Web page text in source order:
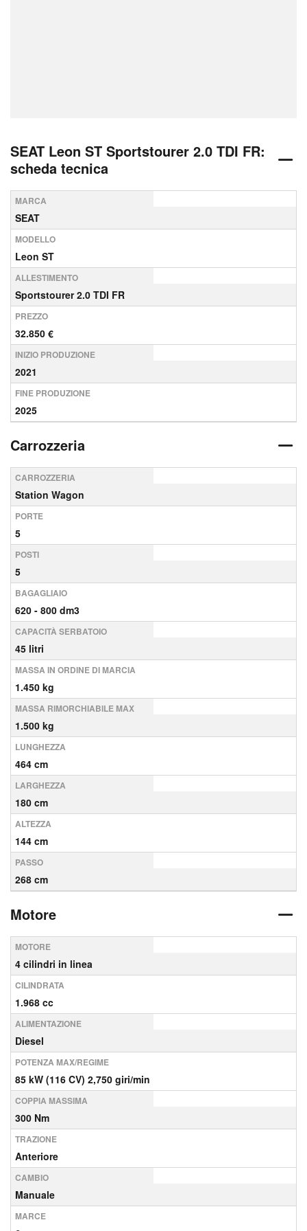
SEAT Leon ST Sportstourer 2.0 TDI FR:
scheda tecnica
MARCA
SEAT
MODELLO
Leon ST
ALLESTIMENTO
Sportstourer 2.0 TDI FR
PREZZO
32.850 €
INIZIO PRODUZIONE
2021
FINE PRODUZIONE
2025
Carrozzeria
CARROZZERIA
Station Wagon
PORTE
5
POSTI
5
BAGAGLIAIO
620 - 800 dm3
CAPACITÀ SERBATOIO
45 litri
MASSA IN ORDINE DI MARCIA
1.450 kg
MASSA RIMORCHIABILE MAX
1.500 kg
LUNGHEZZA
464 cm
LARGHEZZA
180 cm
ALTEZZA
144 cm
PASSO
268 cm
Motore
MOTORE
4 cilindri in linea
CILINDRATA
1.968 cc
ALIMENTAZIONE
Diesel
POTENZA MAX/REGIME
85 kW (116 CV) 2,750 giri/min
COPPIA MASSIMA
300 Nm
TRAZIONE
Anteriore
CAMBIO
Manuale
MARCE